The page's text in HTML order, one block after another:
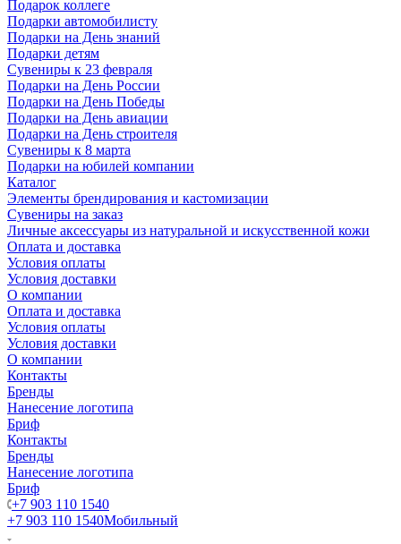
Подарок коллеге
Подарки автомобилисту
Подарки на День знаний
Подарки детям
Сувениры к 23 февраля
Подарки на День России
Подарки на День Победы
Подарки на День авиации
Подарки на День строителя
Сувениры к 8 марта
Подарки на юбилей компании
Каталог
Элементы брендирования и кастомизации
Сувениры на заказ
Личные аксессуары из натуральной и искусственной кожи
Оплата и доставка
Условия оплаты
Условия доставки
О компании
Оплата и доставка
Условия оплаты
Условия доставки
О компании
Контакты
Бренды
Нанесение логотипа
Бриф
Контакты
Бренды
Нанесение логотипа
Бриф
+7 903 110 1540
+7 903 110 1540Мобильный